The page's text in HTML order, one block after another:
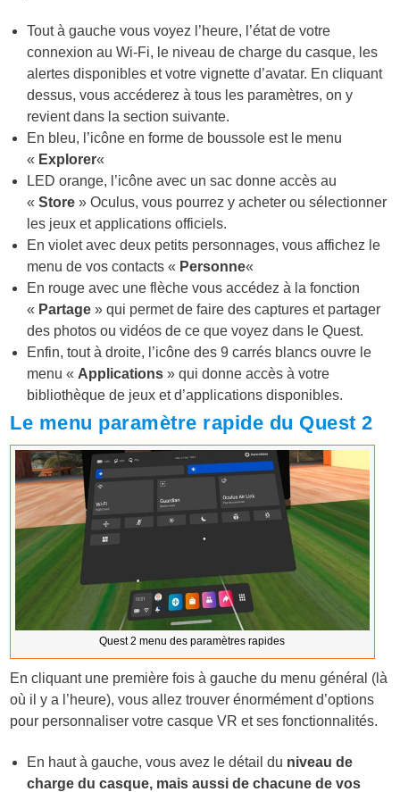
Tout à gauche vous voyez l’heure, l’état de votre
connexion au Wi-Fi, le niveau de charge du casque, les
alertes disponibles et votre vignette d’avatar. En cliquant
dessus, vous accéderez à tous les paramètres, on y
revient dans la section suivante.
En bleu, l’icône en forme de boussole est le menu
« Explorer«
LED orange, l’icône avec un sac donne accès au
«Store » Oculus, vous pourrez y acheter ou sélectionner
les jeux et applications officiels.
En violet avec deux petits personnages, vous affichez le
menu de vos contacts « Personne«
En rouge avec une flèche vous accédez à la fonction
« Partage » qui permet de faire des captures et partager
des photos ou vidéos de ce que voyez dans le Quest.
Enfin, tout à droite, l’icône des 9 carrés blancs ouvre le
menu « Applications » qui donne accès à votre
bibliothèque de jeux et d’applications disponibles.
Le menu paramètre rapide du Quest 2
Quest 2 menu des paramètres rapides
En cliquant une première fois à gauche du menu général (là
où il y a l’heure), vous allez trouver énormément d’options
pour personnaliser votre casque VR et ses fonctionnalités.
En haut à gauche, vous avez le détail du niveau de
charge du casque, mais aussi de chacune de vos